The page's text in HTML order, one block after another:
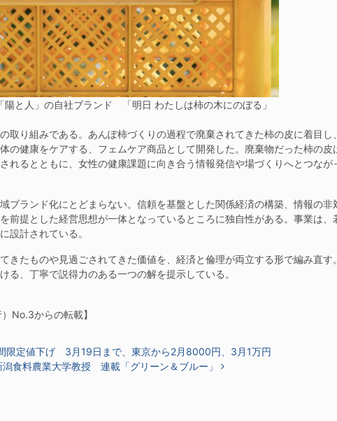
陽と人」の自社ブランド 「明日 わたしは柿の木にのぼる」
取り組みである。あんぽ柿づくりの過程で廃棄されてきた柿の皮に着目し
の健康をケアする、フェムケア商品として開発した。廃棄物だった柿の皮
れるとともに、女性の健康課題に向き合う情報発信や場づくりへとつなが
ブランド化にとどまらない。信頼を基盤とした関係経済の構築、情報の非
前提とした経営思想が一体となっているところに独自性がある。事業は、
設計されている。
きたものや見過ごされてきた価値を、経済と倫理が両立する形で編み直す
る、丁寧で説得力のある一つの解を提示している。
No.3からの転載】
限定値下げ 3月19日まで、東京から2月8000円、3月1万円
食料農業大学教授 連載「グリーン＆ブルー」